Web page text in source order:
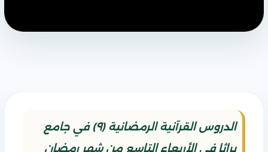
الدروس القرآنية الرمضانية (٩) في جامع
براثا في الأربعاء التاسع من شهر رمضان